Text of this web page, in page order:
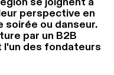
perspective en
soirée ou danseur.
par un B2B
des fondateurs